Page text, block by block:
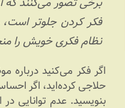
فکر کردن جلوتر
نظام فکری خویش را
اگر فکر می‌کنید
حلاجی کرده‌اید، اگر
بنویسید. عدم توانایی